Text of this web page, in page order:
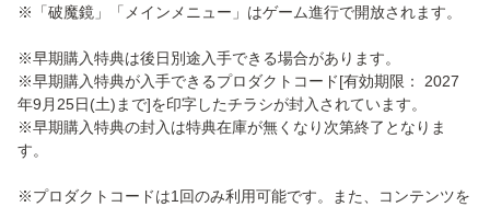
※「破魔鏡」「メインメニュー」はゲーム進行で開放されます。
※早期購入特典は後日別途入手できる場合があります。
※早期購入特典が入手できるプロダクトコード[有効期限： 2027
年9月25日(土)まで]を印字したチラシが封入されています。
※早期購入特典の封入は特典在庫が無くなり次第終了となりま
す。
※プロダクトコードは1回のみ利用可能です。また、コンテンツを